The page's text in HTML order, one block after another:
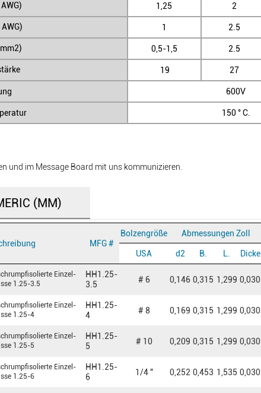
1,25 2
1 2.5
0,5-1,5 2.5
19 27
600V
150 ° C.
und im Message Board mit uns kommunizieren.
(MM)
MFG #
Bolzengröße
Abmessungen Zoll
USA d2 B. L. Dicke
Einzel-
1.25-3.5
HH1.25-
3.5
# 6 0,146 0,315 1,299 0,030
Einzel-
1.25-4
HH1.25-
4
# 8 0,169 0,315 1,299 0,030
Einzel-
1.25-5
HH1.25-
5
# 10 0,209 0,315 1,299 0,030
Einzel-
1.25-6
HH1.25-
6
1/4 " 0,252 0,453 1,535 0,030